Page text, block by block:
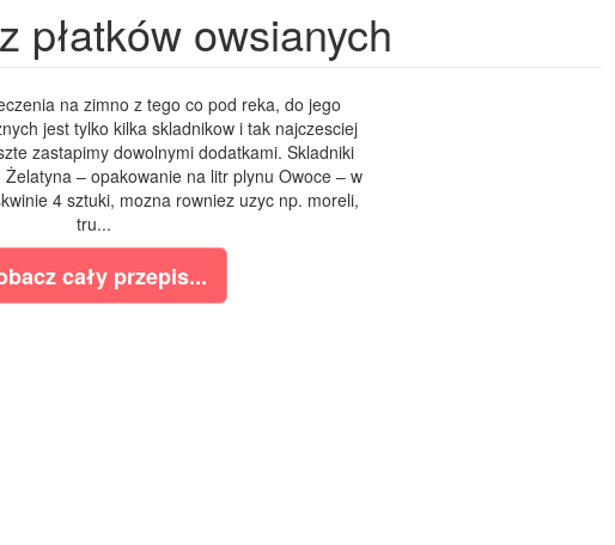
płatków owsianych
na zimno z tego co pod reka, do jego
jest tylko kilka skladnikow i tak najczesciej
zastapimy dowolnymi dodatkami. Skladniki
– opakowanie na litr plynu Owoce – w
4 sztuki, mozna rowniez uzyc np. moreli,
tru...
cały przepis...